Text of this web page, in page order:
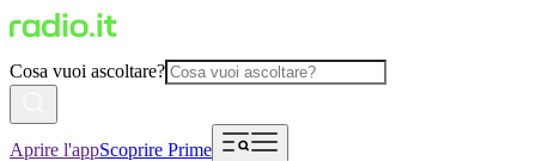
Cosa vuoi ascoltare?
Aprire l'appScoprire Prime